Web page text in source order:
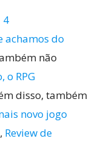
4
achamos do
não
o RPG
disso, também
novo jogo
, Review de